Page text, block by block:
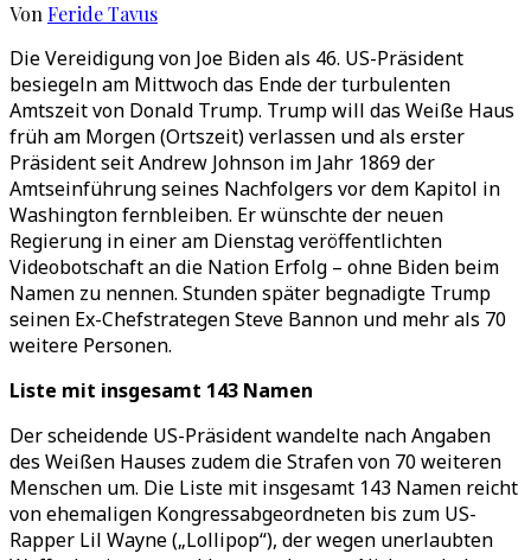
Von Feride Tavus
Die Vereidigung von Joe Biden als 46. US-Präsident
besiegeln am Mittwoch das Ende der turbulenten
Amtszeit von Donald Trump. Trump will das Weiße Haus
früh am Morgen (Ortszeit) verlassen und als erster
Präsident seit Andrew Johnson im Jahr 1869 der
Amtseinführung seines Nachfolgers vor dem Kapitol in
Washington fernbleiben. Er wünschte der neuen
Regierung in einer am Dienstag veröffentlichten
Videobotschaft an die Nation Erfolg – ohne Biden beim
Namen zu nennen. Stunden später begnadigte Trump
seinen Ex-Chefstrategen Steve Bannon und mehr als 70
weitere Personen.
Liste mit insgesamt 143 Namen
Der scheidende US-Präsident wandelte nach Angaben
des Weißen Hauses zudem die Strafen von 70 weiteren
Menschen um. Die Liste mit insgesamt 143 Namen reicht
von ehemaligen Kongressabgeordneten bis zum US-
Rapper Lil Wayne („Lollipop“), der wegen unerlaubten